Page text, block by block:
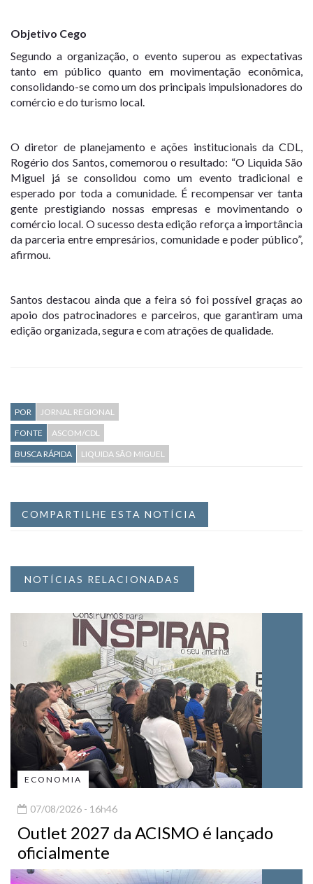
Objetivo Cego
Segundo a organização, o evento superou as expectativas
tanto em público quanto em movimentação econômica,
consolidando-se como um dos principais impulsionadores do
comércio e do turismo local.
O diretor de planejamento e ações institucionais da CDL,
Rogério dos Santos, comemorou o resultado: “O Liquida São
Miguel já se consolidou como um evento tradicional e
esperado por toda a comunidade. É recompensar ver tanta
gente prestigiando nossas empresas e movimentando o
comércio local. O sucesso desta edição reforça a importância
da parceria entre empresários, comunidade e poder público”,
afirmou.
Santos destacou ainda que a feira só foi possível graças ao
apoio dos patrocinadores e parceiros, que garantiram uma
edição organizada, segura e com atrações de qualidade.
POR
JORNAL REGIONAL
FONTE
ASCOM/CDL
BUSCA RÁPIDA
LIQUIDA SÃO MIGUEL
COMPARTILHE ESTA NOTÍCIA
NOTÍCIAS RELACIONADAS
ECONOMIA
07/08/2026 - 16h46
Outlet 2027 da ACISMO é lançado
oficialmente